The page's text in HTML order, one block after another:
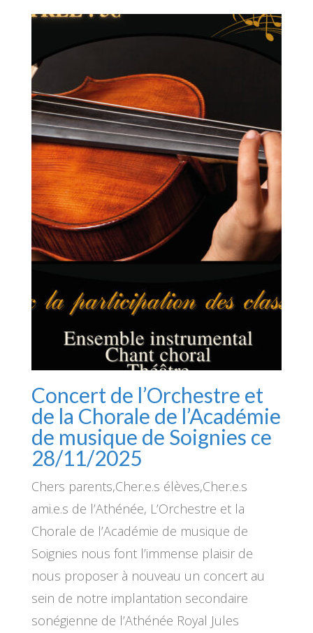
Concert de l’Orchestre et
de la Chorale de l’Académie
de musique de Soignies ce
28/11/2025
Chers parents,Cher.e.s élèves,Cher.e.s
ami.e.s de l’Athénée, L’Orchestre et la
Chorale de l’Académie de musique de
Soignies nous font l’immense plaisir de
nous proposer à nouveau un concert au
sein de notre implantation secondaire
sonégienne de l’Athénée Royal Jules